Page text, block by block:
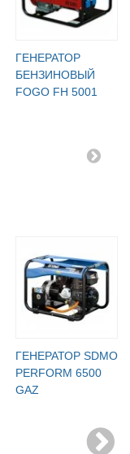
ГЕНЕРАТОР
БЕНЗИНОВЫЙ
FOGO FH 5001
ГЕНЕРАТОР SDMO
PERFORM 6500
GAZ